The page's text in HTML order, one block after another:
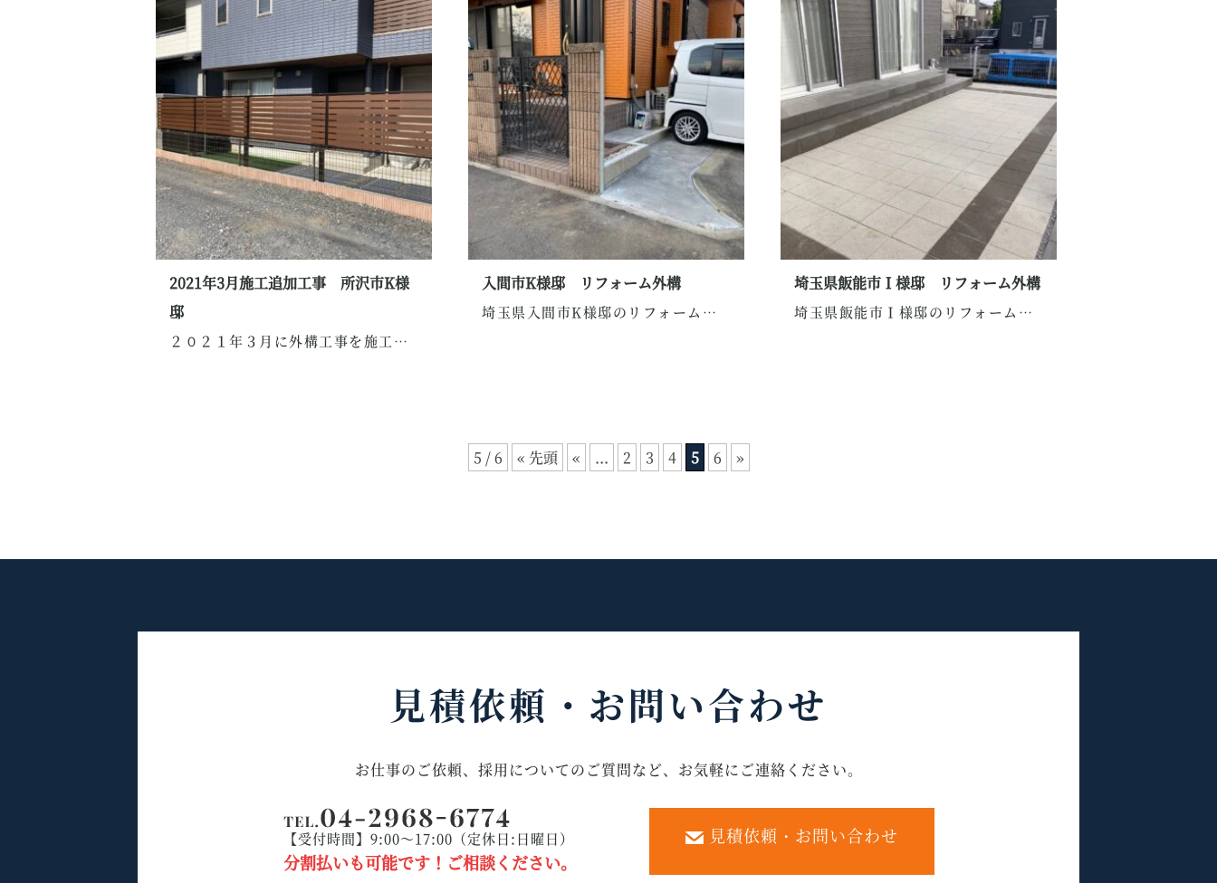
2021年3月施工追加工事 所沢市K様
邸
２０２１年３月に外構工事を施工した所沢市K様から...
入間市K様邸 リフォーム外構
埼玉県入間市K様邸のリフォーム外構をご紹介します...
埼玉県飯能市Ｉ様邸 リフォーム外構
埼玉県飯能市Ｉ様邸のリフォーム外構をご紹介します...
5 / 6 « 先頭 « ... 2 3 4 5 6 »
見積依頼・ お問い合わせ
お仕事のご依頼、採用についてのご質問など、お気軽にご連絡ください。
【受付時間】9:00～17:00（定休日:日曜日）
分割払いも可能です！ご相談ください。
見積依頼・お問い合わせ